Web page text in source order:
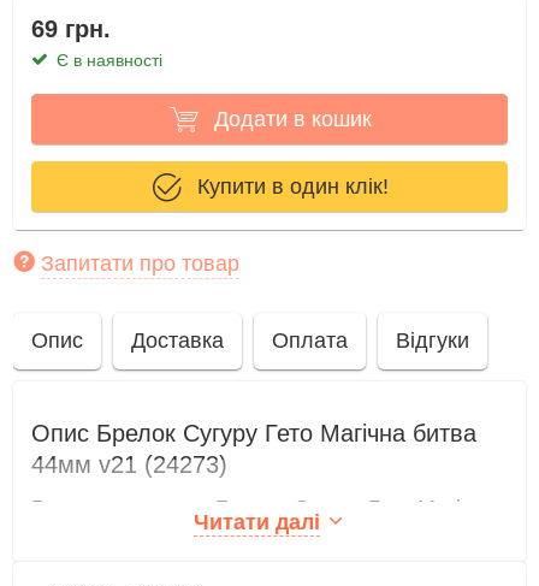
69 грн.
Є в наявності
Додати в кошик
Купити в один клік!
Запитати про товар
Опис Доставка Оплата Відгуки
Опис Брелок Сугуру Гето Магічна битва
44мм v21 (24273)
Ви можете купити Брелок Сугуру Гето Магічна
битва 44мм v21 (24273) в інтернет-магазині
Читати далі